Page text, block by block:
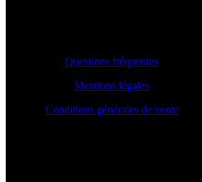
Questions fréquentes
Mentions légales
Conditions générales de vente